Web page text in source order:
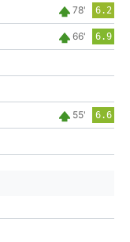
78' 6.2
66' 6.9
55' 6.6